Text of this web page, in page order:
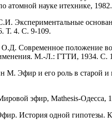
атомной науке итехнике,
Экспериментальные
Т. 4. С. 9-109.
Современное положение
М.-Л.: ГТТИ, 1934. С.
Эфир и его роль в старой и
эфир, Mathesis-Одесса,
История одной гипотезы.